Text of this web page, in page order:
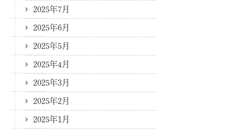
2025年7月
2025年6月
2025年5月
2025年4月
2025年3月
2025年2月
2025年1月